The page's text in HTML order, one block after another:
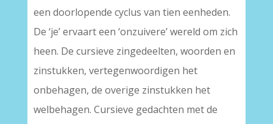
een doorlopende cyclus van tien eenheden.
De ‘je’ ervaart een ‘onzuivere’ wereld om zich
heen. De cursieve zingedeelten, woorden en
zinstukken, vertegenwoordigen het
onbehagen, de overige zinstukken het
welbehagen. Cursieve gedachten met de